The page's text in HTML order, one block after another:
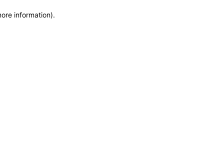
information).